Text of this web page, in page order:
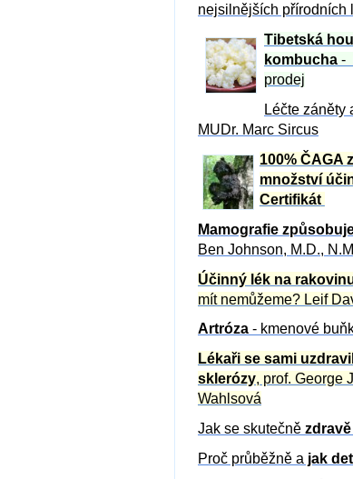
nejsilnějších přírodních
Tibetská
kombucha -
prodej
Léčte záněty
MUDr. Marc Sircus
100% ČAGA
množství
Certifikát
Mamografie
Ben Johnson, M.D.,
Účinný lék na
mít nemůžeme? Leif
Artróza - kmenové
Lékaři se sami
sklerózy, prof. George
Wahlsová
Jak se skutečně zdravě
Proč průběžně a jak